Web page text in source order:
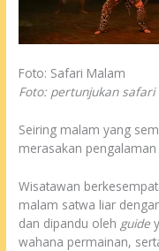
Foto: Safari Malam
Foto: pertunjukan safari
Seiring malam yang
merasakan
Wisatawan
malam satwa liar
dan dipandu oleh guide
wahana permainan,